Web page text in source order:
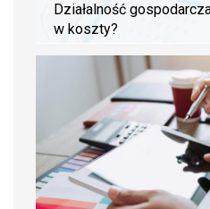
Działalność
w koszty?